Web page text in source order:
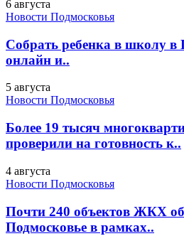
6 августа
Новости Подмосковья
Собрать ребенка в школу в
онлайн и..
5 августа
Новости Подмосковья
Более 19 тысяч
проверили на готовность к..
4 августа
Новости Подмосковья
Почти 240 объектов ЖКХ
Подмосковье в рамках..